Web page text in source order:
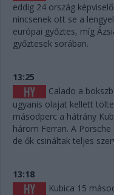
eddig 24 ország
nincsenek ott se a
európai győztes, míg
győztesek sorában.
13:25
Calado a
ugyanis olajat kellett
másodperc a hátrány
három Ferrari. A
de ők csináltak teljes
13:18
Kubica 15